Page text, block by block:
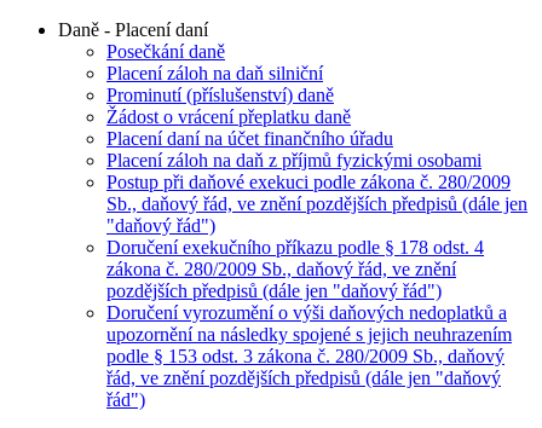
Daně - Placení daní
Posečkání daně
Placení záloh na daň silniční
Prominutí (příslušenství) daně
Žádost o vrácení přeplatku daně
Placení daní na účet finančního úřadu
Placení záloh na daň z příjmů fyzickými osobami
Postup při daňové exekuci podle zákona č. 280/2009
Sb., daňový řád, ve znění pozdějších předpisů (dále jen
"daňový řád")
Doručení exekučního příkazu podle § 178 odst. 4
zákona č. 280/2009 Sb., daňový řád, ve znění
pozdějších předpisů (dále jen "daňový řád")
Doručení vyrozumění o výši daňových nedoplatků a
upozornění na následky spojené s jejich neuhrazením
podle § 153 odst. 3 zákona č. 280/2009 Sb., daňový
řád, ve znění pozdějších předpisů (dále jen "daňový
řád")